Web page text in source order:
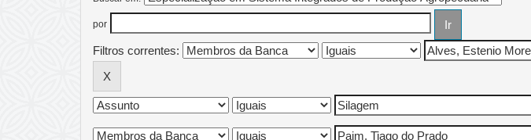
por
Filtros correntes: